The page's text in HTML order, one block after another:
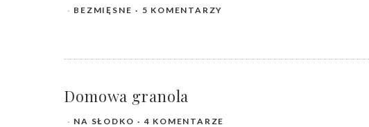
BEZMIĘSNE 5 KOMENTARZY
Domowa granola
NA SŁODKO 4 KOMENTARZE